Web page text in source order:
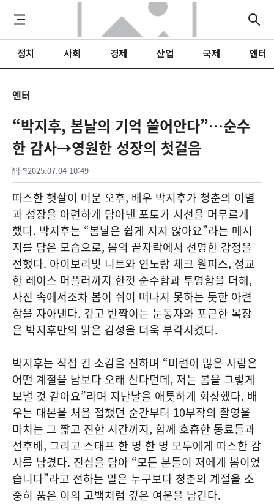
정치 사회 경제 산업 국제 엔터
엔터
“박지후, 봄날의 기억 쓸어안다”…순수
한 감사→영원한 성장의 첫걸음
입력2025.07.04 10:49
따스한 햇살이 머문 오후, 배우 박지후가 청춘의 이별
과 성장을 아련하게 담아낸 포토가 시선을 머무르게
했다. 박지후는 “봄날은 쉽게 지지 않아요”라는 메시
지를 담은 모습으로, 봄의 끝자락에서 선명한 감정을
전했다. 아이보리빛 니트와 연노랑 체크 원피스, 정교
한 레이스 머플러까지 한껏 순수함과 투명함을 더해,
사진 속에서조차 봄이 쉬이 떠나지 못하는 듯한 아련
함을 자아낸다. 깊고 반짝이는 눈동자와 포근한 복장
은 박지후만의 맑은 감성을 더욱 부각시켰다.
박지후는 직접 긴 소감을 전하며 “미련이 많은 사람은
어떤 계절을 남보다 오래 산다던데, 저는 봄을 그렇게
보낼 것 같아요”라며 지난날을 애틋하게 회상했다. 배
우는 대본을 처음 접했던 순간부터 10부작의 촬영을
마치는 그 짧고 진한 시간까지, 함께 호흡한 동료들과
선후배, 그리고 스태프 한 명 한 명 모두에게 따스한 감
사를 남겼다. 진심을 담아 “모든 분들이 저에게 봄이었
습니다”라고 전하는 말은 누구보다 청춘의 계절을 소
중히 품은 이의 고백처럼 깊은 여운을 남긴다.